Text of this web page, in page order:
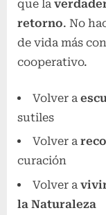
que la
retorno. No
de vida más
cooperativo.
Volver a
sutiles
Volver a
curación
Volver a
la Naturaleza